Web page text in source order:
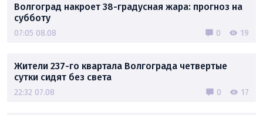
Волгоград накроет 38-градусная жара: прогноз на
субботу
07:05 08.08 0 19
Жители 237-го квартала Волгограда четвертые
сутки сидят без света
22:32 07.08 0 17